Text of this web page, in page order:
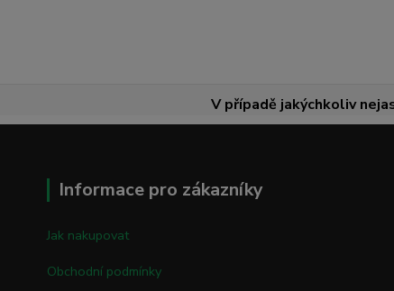
V případě jakýchkoliv
Informace pro zákazníky
Jak nakupovat
Obchodní podmínky